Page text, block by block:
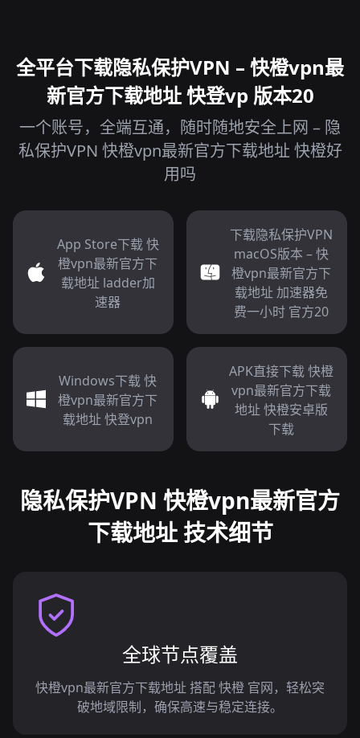
全平台下载隐私保护VPN – 快橙vpn最
新官方下载地址 快登vp 版本20
一个账号，全端互通，随时随地安全上网 – 隐
私保护VPN 快橙vpn最新官方下载地址 快橙好
用吗
App Store下载 快
橙vpn最新官方下
载地址 ladder加
速器
下载隐私保护VPN
macOS版本 – 快
橙vpn最新官方下
载地址 加速器免
费一小时 官方20
Windows下载 快
橙vpn最新官方下
载地址 快登vpn
APK直接下载 快橙
vpn最新官方下载
地址 快橙安卓版
下载
隐私保护VPN 快橙vpn最新官方
下载地址 技术细节
全球节点覆盖
快橙vpn最新官方下载地址 搭配 快橙 官网，轻松突
破地域限制，确保高速与稳定连接。